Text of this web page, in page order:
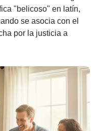
"belicoso" en latín,
se asocia con el
por la justicia a